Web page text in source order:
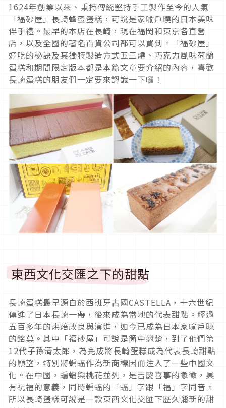
1624年創業以來、秉持傳統堅持手工製作至今的人氣
「福砂屋」長崎蜂蜜蛋糕，可說是家喻戶曉的日本美味
伴手禮。最早的本店在長崎，現在福岡和東京各直營
店，以及全國的著名百貨公司都可以買到。「福砂屋」
好吃的秘訣及其獨特製造方式五三燒、巧克力風味荷蘭
蛋糕和期間限定版本都是本篇文章要介紹的內容，喜歡
長崎蛋糕的朋友們一定要來認識一下囉！
東西文化交匯之下的甜點
長崎蛋糕最早源自於西班牙古國CASTELLA，十六世紀
傳進了日本長崎一帶，後來成為當地的代表甜點。經過
五百多年的烘焙改良與演進，如今已成為日本家喻戶曉
的銘菓。其中「福砂屋」可說是箇中翹楚，到了他們第
12代子孫清太郎，為完成將長崎蛋糕成為代表長崎甜點
的願望，特別將蝙蝠作為新商標因而注入了一些中國文
化。在中國，蝙蝠與桃花並列，是吉慶喜事的象徵，具
有祝福的意義，同時蝙蝠的「蝠」字跟「福」字同音。
所以長崎蛋糕可說是一款東西文化交匯下歷久彌新的甜